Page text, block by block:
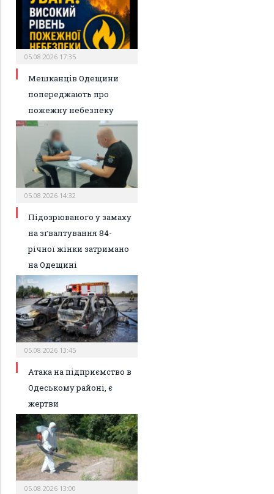
05.08.2026 17:35
Мешканців Одещини
попереджають про
пожежну небезпеку
05.08.2026 14:32
Підозрюваного у замаху
на зґвалтування 84-
річної жінки затримано
на Одещині
05.08.2026 13:45
Атака на підприємство в
Одеському районі, є
жертви
05.08.2026 13:00